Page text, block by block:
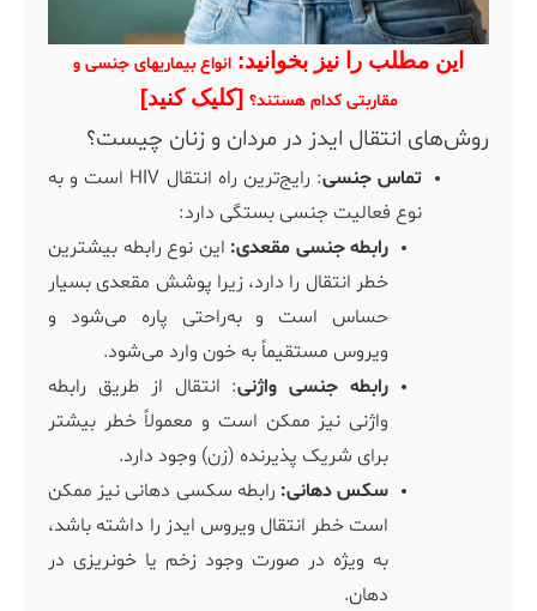
این مطلب را نیز بخوانید: انواع بیماریهای جنسی و
مقاربتی کدام هستند؟ [کلیک کنید]
روش‌های انتقال ایدز در مردان و زنان چیست؟
تماس جنسی
: رایج‌ترین راه انتقال HIV است و به
نوع فعالیت جنسی بستگی دارد:
رابطه جنسی مقعدی: این نوع رابطه بیشترین
خطر انتقال را دارد، زیرا پوشش مقعدی بسیار
حساس است و به‌راحتی پاره می‌شود و
ویروس مستقیماً به خون وارد می‌شود.
رابطه جنسی واژنی: انتقال از طریق رابطه
واژنی نیز ممکن است و معمولاً خطر بیشتر
برای شریک پذیرنده (زن) وجود دارد.
سکس دهانی: رابطه سکسی دهانی نیز ممکن
است خطر انتقال ویروس ایدز را داشته باشد،
به ویژه در صورت وجود زخم یا خونریزی در
دهان.